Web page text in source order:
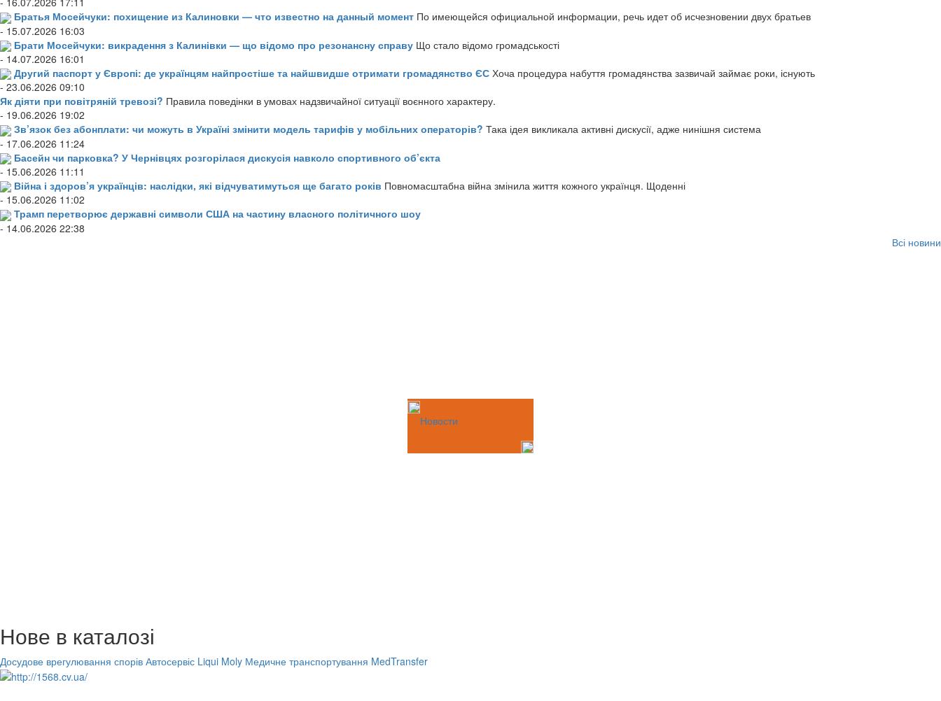
Братья Мосейчуки: похищение из Калиновки — что известно на данный момент По имеющейся официальной информации, речь идет об исчезновении двух братьев
- 15.07.2026 16:03
Брати Мосейчуки: викрадення з Калинівки — що відомо про резонансну справу Що стало відомо громадськості
- 14.07.2026 16:01
Другий паспорт у Європі: де українцям найпростіше та найшвидше отримати громадянство ЄС Хоча процедура набуття громадянства зазвичай займає роки, існують
- 23.06.2026 09:10
Як діяти при повітряній тревозі? Правила поведінки в умовах надзвичайної ситуації воєнного характеру.
- 19.06.2026 19:02
Зв’язок без абонплати: чи можуть в Україні змінити модель тарифів у мобільних операторів? Така ідея викликала активні дискусії, адже нинішня система
- 17.06.2026 11:24
Басейн чи парковка? У Чернівцях розгорілася дискусія навколо спортивного об’єкта
- 15.06.2026 11:11
Війна і здоров’я українців: наслідки, які відчуватимуться ще багато років Повномасштабна війна змінила життя кожного українця. Щоденні
- 15.06.2026 11:02
Трамп перетворює державні символи США на частину власного політичного шоу
- 14.06.2026 22:38
Всі новини
Новости
Нове в каталозі
Досудове врегулювання спорів Автосервіс Liqui Moly Медичне транспортування MedTransfer